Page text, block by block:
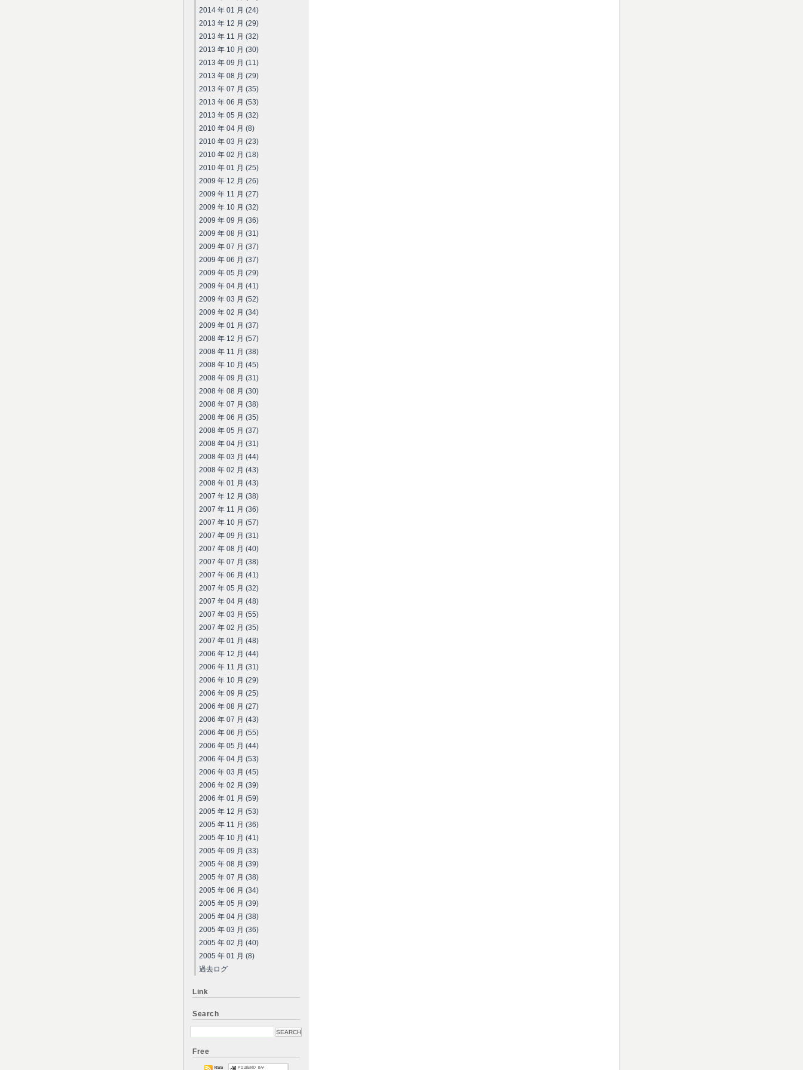
2014 年 01 月 (24)
2013 年 12 月 (29)
2013 年 11 月 (32)
2013 年 10 月 (30)
2013 年 09 月 (11)
2013 年 08 月 (29)
2013 年 07 月 (35)
2013 年 06 月 (53)
2013 年 05 月 (32)
2010 年 04 月 (8)
2010 年 03 月 (23)
2010 年 02 月 (18)
2010 年 01 月 (25)
2009 年 12 月 (26)
2009 年 11 月 (27)
2009 年 10 月 (32)
2009 年 09 月 (36)
2009 年 08 月 (31)
2009 年 07 月 (37)
2009 年 06 月 (37)
2009 年 05 月 (29)
2009 年 04 月 (41)
2009 年 03 月 (52)
2009 年 02 月 (34)
2009 年 01 月 (37)
2008 年 12 月 (57)
2008 年 11 月 (38)
2008 年 10 月 (45)
2008 年 09 月 (31)
2008 年 08 月 (30)
2008 年 07 月 (38)
2008 年 06 月 (35)
2008 年 05 月 (37)
2008 年 04 月 (31)
2008 年 03 月 (44)
2008 年 02 月 (43)
2008 年 01 月 (43)
2007 年 12 月 (38)
2007 年 11 月 (36)
2007 年 10 月 (57)
2007 年 09 月 (31)
2007 年 08 月 (40)
2007 年 07 月 (38)
2007 年 06 月 (41)
2007 年 05 月 (32)
2007 年 04 月 (48)
2007 年 03 月 (55)
2007 年 02 月 (35)
2007 年 01 月 (48)
2006 年 12 月 (44)
2006 年 11 月 (31)
2006 年 10 月 (29)
2006 年 09 月 (25)
2006 年 08 月 (27)
2006 年 07 月 (43)
2006 年 06 月 (55)
2006 年 05 月 (44)
2006 年 04 月 (53)
2006 年 03 月 (45)
2006 年 02 月 (39)
2006 年 01 月 (59)
2005 年 12 月 (53)
2005 年 11 月 (36)
2005 年 10 月 (41)
2005 年 09 月 (33)
2005 年 08 月 (39)
2005 年 07 月 (38)
2005 年 06 月 (34)
2005 年 05 月 (39)
2005 年 04 月 (38)
2005 年 03 月 (36)
2005 年 02 月 (40)
2005 年 01 月 (8)
過去ログ
Link
Search
Free